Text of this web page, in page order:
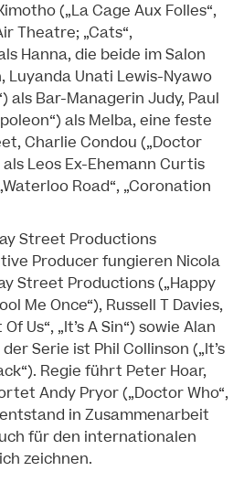
(„La Cage Aux Folles“,
Theatre; „Cats“,
Hanna, die beide im Salon
Luyanda Unati Lewis-Nyawo
als Bar-Managerin Judy, Paul
als Melba, eine feste
Charlie Condou („Doctor
Leos Ex-Ehemann Curtis
Road“, „Coronation
Street Productions
Producer fungieren Nicola
Street Productions („Happy
Me Once“), Russell T Davies,
Us“, „It’s A Sin“) sowie Alan
Serie ist Phil Collinson („It’s
Regie führt Peter Hoar,
Andy Pryor („Doctor Who“,
entstand in Zusammenarbeit
für den internationalen
zeichnen.